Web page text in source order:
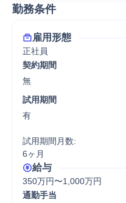
勤務条件
雇用形態
正社員
契約期間
無
試用期間
有
試用期間月数:
6ヶ月
給与
350万円〜1,000万円
通勤手当